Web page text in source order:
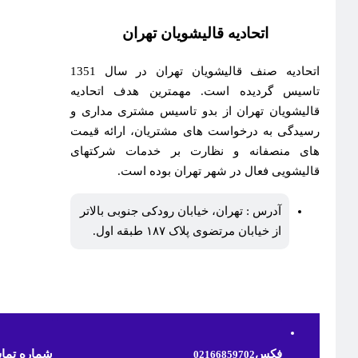
اتحادیه قالیشویان تهران
اتحادیه صنف قالیشویان تهران در سال 1351
تاسیس گردیده است. مهمترین هدف اتحادیه
قالیشویان تهران از بدو تاسیس مشتری مداری و
رسیدگی به درخواست های مشتریان، ارائه قیمت
های منصفانه و نظارت بر خدمات شرکتهای
قالیشویی فعال در شهر تهران بوده است.
آدرس : تهران، خیابان رودکی جنوبی بالاتر
از خیابان مرتضوی پلاک ۱۸۷ طبقه اول.
شماره فکس02166859702